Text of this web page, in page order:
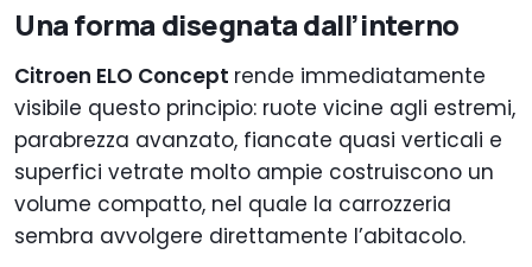
Una forma disegnata dall’interno
Citroen ELO Concept rende immediatamente
visibile questo principio: ruote vicine agli estremi,
parabrezza avanzato, fiancate quasi verticali e
superfici vetrate molto ampie costruiscono un
volume compatto, nel quale la carrozzeria
sembra avvolgere direttamente l’abitacolo.